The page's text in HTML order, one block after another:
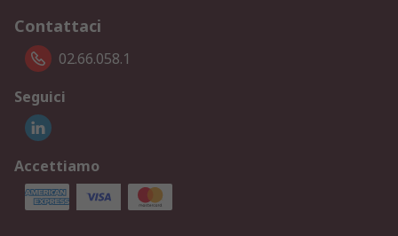
Contattaci
02.66.058.1
Seguici
Accettiamo